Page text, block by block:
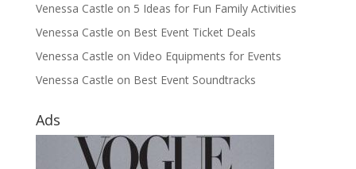
Venessa Castle on 5 Ideas for Fun Family Activities
Venessa Castle on Best Event Ticket Deals
Venessa Castle on Video Equipments for Events
Venessa Castle on Best Event Soundtracks
Ads